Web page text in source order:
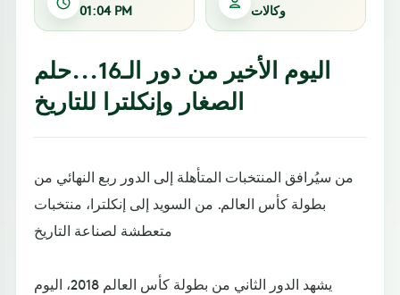
01:04 PM وكالات
اليوم الأخير من دور الـ16...حلم
الصغار وإنكلترا للتاريخ
من سيُرافق المنتخبات المتأهلة إلى الدور ربع النهائي من
بطولة كأس العالم. من السويد إلى إنكلترا، منتخبات
متعطشة لصناعة التاريخ
يشهد الدور الثاني من بطولة كأس العالم 2018، اليوم